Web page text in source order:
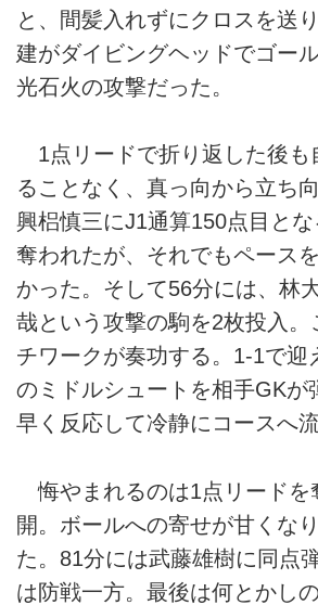
と、間髪入れずにクロスを送
建がダイビングヘッドでゴー
光石火の攻撃だった。
1点リードで折り返した後も
ることなく、真っ向から立ち
興梠慎三にJ1通算150点目と
奪われたが、それでもペース
かった。そして56分には、林
哉という攻撃の駒を2枚投入。
チワークが奏功する。1-1で迎
のミドルシュートを相手GKが
早く反応して冷静にコースへ流
悔やまれるのは1点リードを
開。ボールへの寄せが甘くな
た。81分には武藤雄樹に同点
は防戦一方。最後は何とかし